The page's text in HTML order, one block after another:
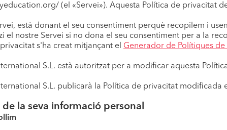
(el «Servei»). Aquesta Política de privacitat
està donant el seu consentiment perquè recopilem i
el nostre Servei si no dona el seu consentiment per a la
s'ha creat mitjançant el Generador de Polítiques
S.L. està autoritzat per a modificar aquesta
S.L. publicarà la Política de privacitat
la seva informació personal